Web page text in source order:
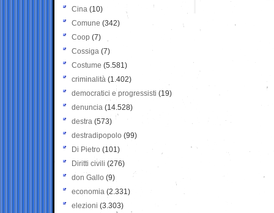
Cina (10)
Comune (342)
Coop (7)
Cossiga (7)
Costume (5.581)
criminalità (1.402)
democratici e progressisti (19)
denuncia (14.528)
destra (573)
destradipopolo (99)
Di Pietro (101)
Diritti civili (276)
don Gallo (9)
economia (2.331)
elezioni (3.303)